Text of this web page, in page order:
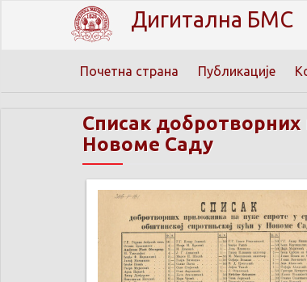
Дигитална БМС
Почетна страна Публикације
Списак добротворних
Новоме Саду